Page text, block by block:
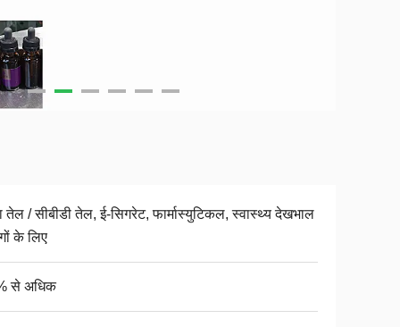
तेल / सीबीडी तेल, ई-सिगरेट, फार्मास्युटिकल, स्वास्थ्य देखभाल
के लिए
से अधिक